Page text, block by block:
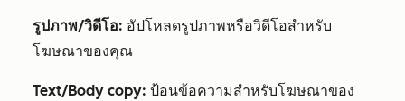
รูปภาพ/วิดีโอ: อัปโหลดรูปภาพหรือวิดีโอสำหรับ
โฆษณาของคุณ
Text/Body copy: ป้อนข้อความสำหรับโฆษณาของ